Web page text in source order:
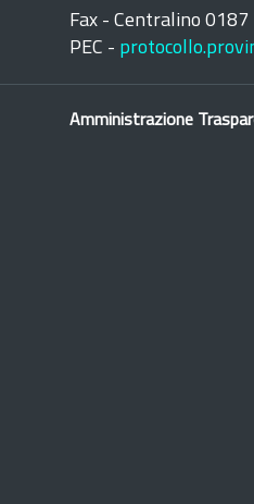
Fax - Centralino 0187
PEC -
Amministrazione